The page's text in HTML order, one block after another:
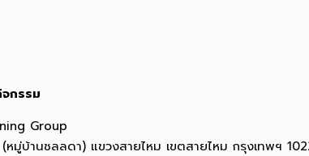
กรรม
Group
บ้านชลลดา) แขวงสายไหม เขตสายไหม กรุงเทพฯ